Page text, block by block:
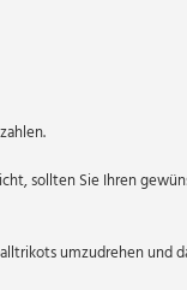
sollten Sie Ihren
umzudrehen und